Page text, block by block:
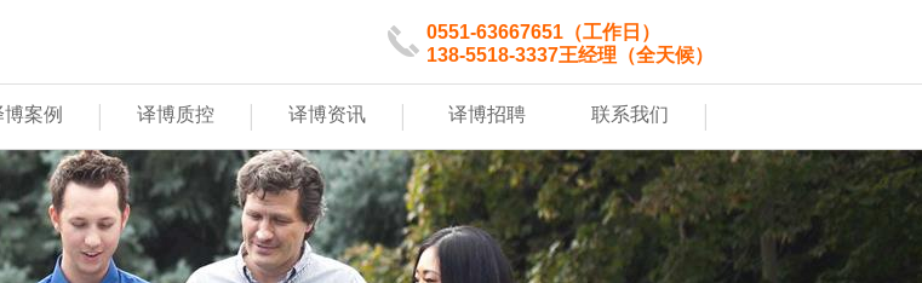
0551-63667651（工作日）
138-5518-3337王经理（全天候）
|
博案例 |
译博质控 |
译博资讯 译博招聘 |
联系我们